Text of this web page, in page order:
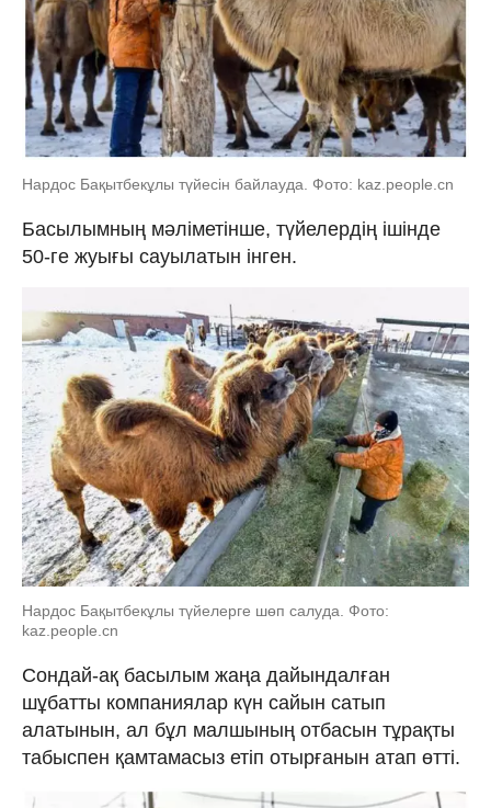
Нардос Бақытбекұлы түйесін байлауда. Фото: kaz.people.cn
Басылымның мәліметінше, түйелердің ішінде
50-ге жуығы сауылатын інген.
Нардос Бақытбекұлы түйелерге шөп салуда. Фото:
kaz.people.cn
Сондай-ақ басылым жаңа дайындалған
шұбатты компаниялар күн сайын сатып
алатынын, ал бұл малшының отбасын тұрақты
табыспен қамтамасыз етіп отырғанын атап өтті.